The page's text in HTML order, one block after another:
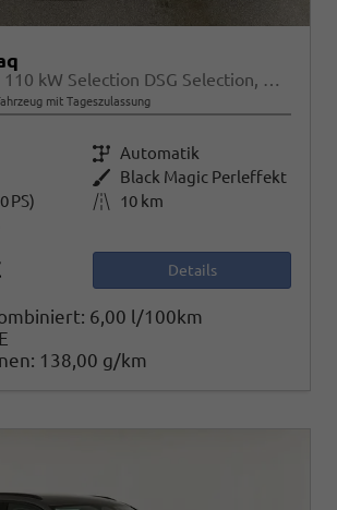
1.5 TSI mHEV 110 kW Selection DSG Selection, AHK, Navi, Side, Kamera, Winter, 4 J.- Garantie
mit Tageszulassung
Getriebe Automatik
Außenfarbe Black Magic Perleffekt
PS) Kilometerstand
10 km
Details
6,00 l/100km
E
138,00 g/km